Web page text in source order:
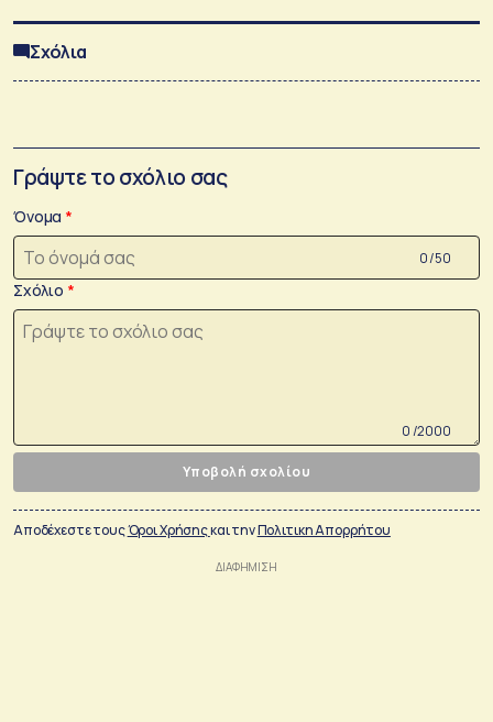
Σχόλια
Γράψτε το σχόλιο σας
Όνομα
0 /50
Σχόλιο
0 /2000
Υποβολή σχολίου
Αποδέχεστε τουςΌροι Χρήσηςκαι τηνΠολιτικη Απορρήτου